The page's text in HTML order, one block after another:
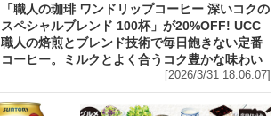
「職人の珈琲 ワンドリップコーヒー 深いコクの
スペシャルブレンド 100杯」が20%OFF! UCC
職人の焙煎とブレンド技術で毎日飽きない定番
コーヒー。ミルクとよく合うコク豊かな味わい
[2026/3/31 18:06:07]